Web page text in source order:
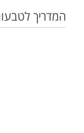
המדריך